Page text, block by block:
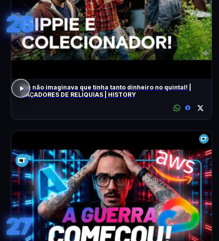
26
Ele não imaginava que tinha tanto dinheiro no quintal! |
CAÇADORES DE RELÍQUIAS | HISTORY
27